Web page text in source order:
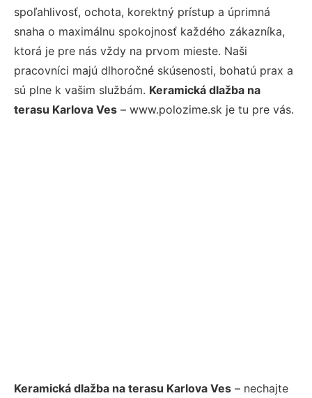
spoľahlivosť, ochota, korektný prístup a úprimná
snaha o maximálnu spokojnosť každého zákazníka,
ktorá je pre nás vždy na prvom mieste. Naši
pracovníci majú dlhoročné skúsenosti, bohatú prax a
sú plne k vašim službám. Keramická dlažba na
terasu Karlova Ves – www.polozime.sk je tu pre vás.
Keramická dlažba na terasu Karlova Ves – nechajte